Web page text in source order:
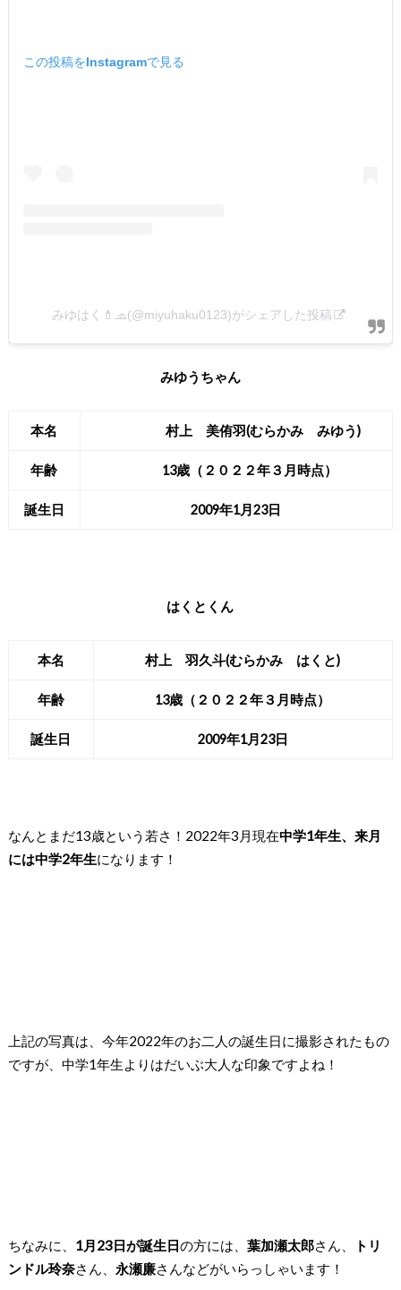
この投稿をInstagramで見る
みゆはく💄🧢(@miyuhaku0123)がシェアした投稿
みゆうちゃん
本名 村上 美侑羽(むらかみ みゆう)
年齢 13歳（２０２２年３月時点）
誕生日 2009年1月23日
はくとくん
本名 村上 羽久斗(むらかみ はくと)
年齢 13歳（２０２２年３月時点）
誕生日 2009年1月23日
なんとまだ13歳という若さ！ 2022年3月現在中学1年生、来月
には中学2年生になります！
上記の写真は、今年2022年のお二人の誕生日に撮影されたもの
ですが、中学1年生よりはだいぶ大人な印象ですよね！
ちなみに、 1月23日が誕生日の方には、 葉加瀬太郎さん、
トリ
ンドル玲奈さん、 永瀬廉さんなどがいらっしゃいます！